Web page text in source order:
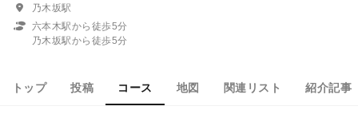
乃木坂駅
六本木駅から徒歩5分
乃木坂駅から徒歩5分
トップ 投稿 コース 地図 関連リスト 紹介記事